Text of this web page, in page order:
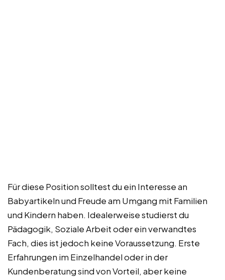
Für diese Position solltest du ein Interesse an
Babyartikeln und Freude am Umgang mit Familien
und Kindern haben. Idealerweise studierst du
Pädagogik, Soziale Arbeit oder ein verwandtes
Fach, dies ist jedoch keine Voraussetzung. Erste
Erfahrungen im Einzelhandel oder in der
Kundenberatung sind von Vorteil, aber keine